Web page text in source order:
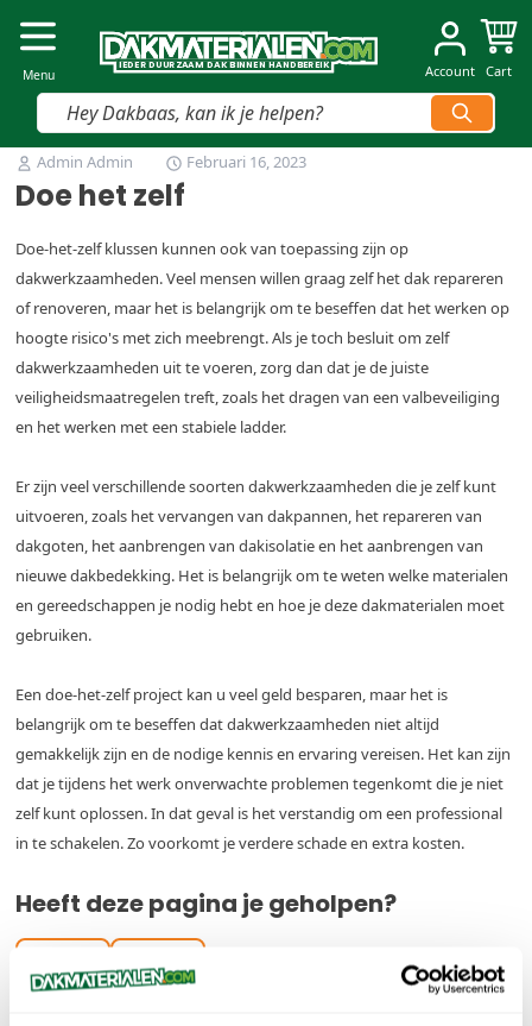
IEDERDUURZ AAMDAKB INNENHANDBEREIK
IEDERDUURZ AAMDAKB INNENHANDBEREIK
Dakmaterialen.com
Vind snel jouw product
Account Cart
Menu
Ga naar de inhoud
Admin Admin Februari 16, 2023
Doe het zelf
Doe-het-zelf klussen kunnen ook van toepassing zijn op
dakwerkzaamheden. Veel mensen willen graag zelf het dak repareren
of renoveren, maar het is belangrijk om te beseffen dat het werken op
hoogte risico's met zich meebrengt. Als je toch besluit om zelf
dakwerkzaamheden uit te voeren, zorg dan dat je de juiste
veiligheidsmaatregelen treft, zoals het dragen van een valbeveiliging
en het werken met een stabiele ladder.
Er zijn veel verschillende soorten dakwerkzaamheden die je zelf kunt
uitvoeren, zoals het vervangen van dakpannen, het repareren van
dakgoten, het aanbrengen van dakisolatie en het aanbrengen van
nieuwe dakbedekking. Het is belangrijk om te weten welke materialen
en gereedschappen je nodig hebt en hoe je deze dakmaterialen moet
gebruiken.
Een doe-het-zelf project kan u veel geld besparen, maar het is
belangrijk om te beseffen dat dakwerkzaamheden niet altijd
gemakkelijk zijn en de nodige kennis en ervaring vereisen. Het kan zijn
dat je tijdens het werk onverwachte problemen tegenkomt die je niet
zelf kunt oplossen. In dat geval is het verstandig om een professional
in te schakelen. Zo voorkomt je verdere schade en extra kosten.
Heeft deze pagina je geholpen?